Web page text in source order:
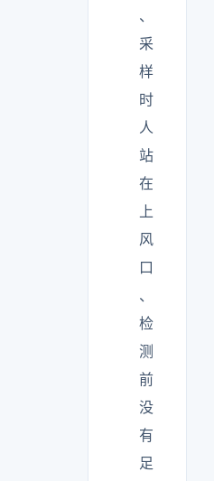
、
采
样
时
人
站
在
上
风
口
、
检
测
前
没
有
足